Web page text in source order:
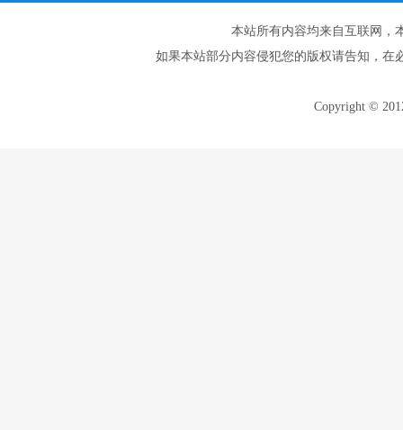
本站所有内容均来自互联网，
如果本站部分内容侵犯您的版权请告知，在
Copyright ©